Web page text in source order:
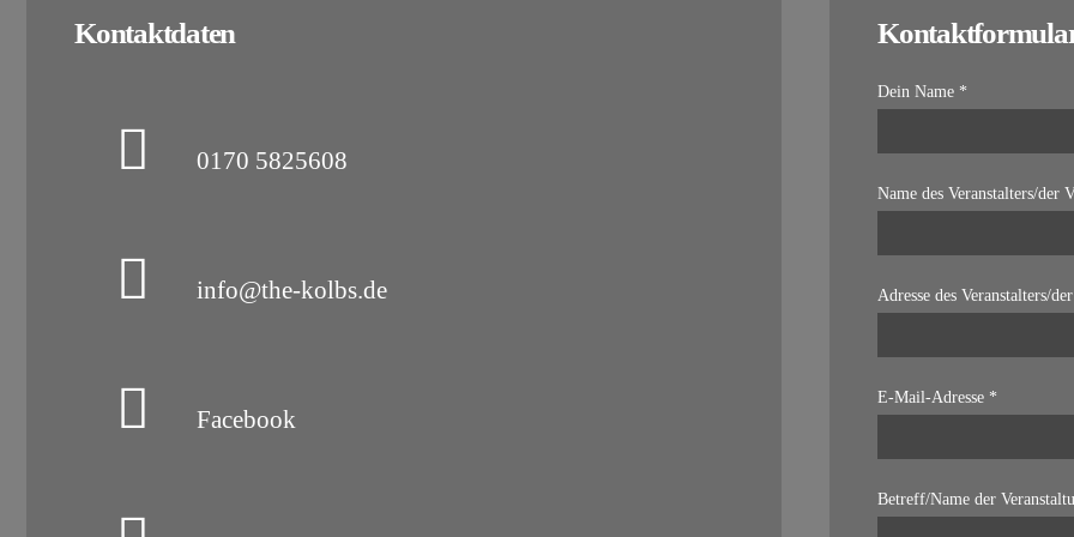
Kontaktdaten
0170 5825608
info@the-kolbs.de
Facebook
Dein Name *
Name des Veranstalters/der
Adresse des Veranstalters/
E-Mail-Adresse *
Betreff/Name der